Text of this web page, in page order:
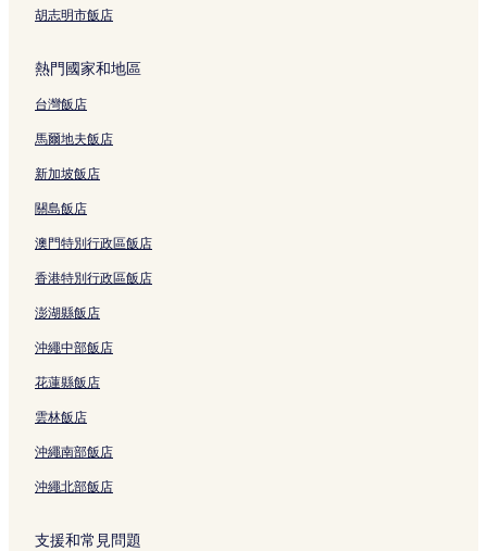
中山公園附近的飯店
內湖區飯店
國立政治大學附近的飯店
捷運松江南京站附近的飯店
三重區飯店
萬華區飯店
台北飯店
國泰綜合醫院附近的飯店
新北市飯店
新店區飯店
捷運圓山站附近的飯店
胡志明市飯店
熱門國家和地區
台灣飯店
馬爾地夫飯店
新加坡飯店
關島飯店
澳門特別行政區飯店
香港特別行政區飯店
澎湖縣飯店
沖繩中部飯店
花蓮縣飯店
雲林飯店
沖繩南部飯店
沖繩北部飯店
支援和常見問題